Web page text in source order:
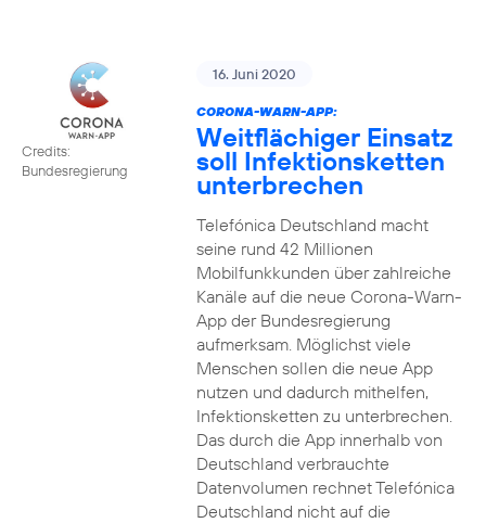
Credits:
Bundesregierung
16. Juni 2020
CORONA-WARN-APP:
Weitflächiger Einsatz
soll Infektionsketten
unterbrechen
Telefónica Deutschland macht
seine rund 42 Millionen
Mobilfunkkunden über zahlreiche
Kanäle auf die neue Corona-Warn-
App der Bundesregierung
aufmerksam. Möglichst viele
Menschen sollen die neue App
nutzen und dadurch mithelfen,
Infektionsketten zu unterbrechen.
Das durch die App innerhalb von
Deutschland verbrauchte
Datenvolumen rechnet Telefónica
Deutschland nicht auf die